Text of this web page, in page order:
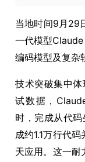
当地时间9月29
一代模型
编码模型及复杂
技术突破集中
试数据，
时，完成从代
成约1.1万行代
天应用。这一耐